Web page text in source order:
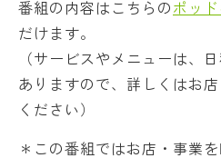
番組の内容はこちらの ポッ
だけます。
（サービスやメニューは、
ありますので、詳しくはお
ください）
＊この番組ではお店・事業